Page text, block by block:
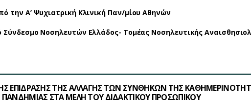
την Α’ Ψυχιατρική Κλινική Παν/μίου Αθηνών
Σύνδεσμο Νοσηλευτών Ελλάδος- Τομέας Νοσηλευτικής
ΕΠΙΔΡΑΣΗΣ ΤΗΣ ΑΛΛΑΓΗΣ ΤΩΝ ΣΥΝΘΗΚΩΝ ΤΗΣ
ΣΤΑ ΜΕΛΗ ΤΟΥ ΔΙΔΑΚΤΙΚΟΥ ΠΡΟΣΩΠΙΚΟΥ